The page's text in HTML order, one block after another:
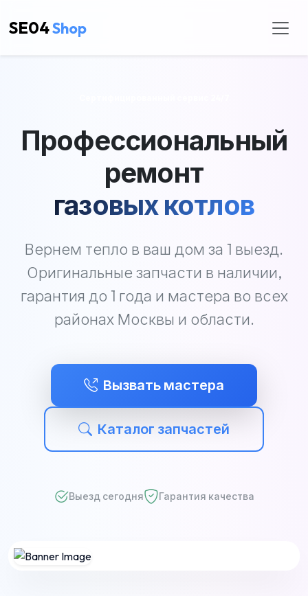
SE04Shop
Профессиональный
ремонт
газовых котлов
Вернем тепло в ваш дом за 1 выезд.
Оригинальные запчасти в наличии,
гарантия до 1 года и мастера во всех
районах Москвы и области.
Вызвать мастера
Каталог запчастей
Выезд сегодня Гарантия качества